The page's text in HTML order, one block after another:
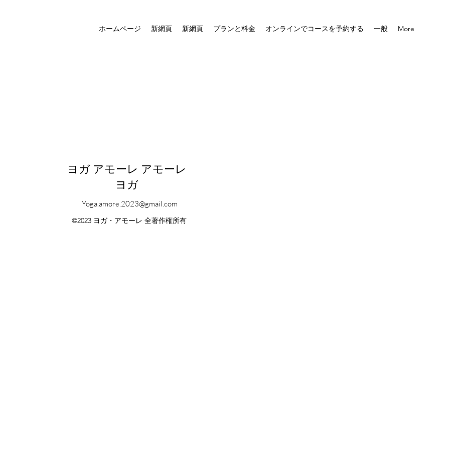
ホームページ 新網頁 新網頁 プランと料金 オンラインでコースを予約する 一般 More
ヨガ アモーレ アモーレ
ヨガ
Yoga.amore.2023@gmail.com
©2023 ヨガ・アモーレ 全著作権所有